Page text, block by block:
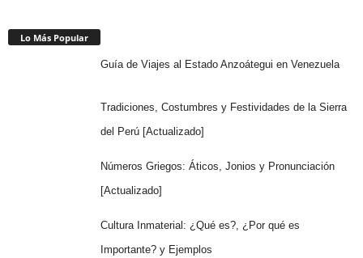
Lo Más Popular
Guía de Viajes al Estado Anzoátegui en Venezuela
Tradiciones, Costumbres y Festividades de la Sierra
del Perú [Actualizado]
Números Griegos: Áticos, Jonios y Pronunciación
[Actualizado]
Cultura Inmaterial: ¿Qué es?, ¿Por qué es
Importante? y Ejemplos